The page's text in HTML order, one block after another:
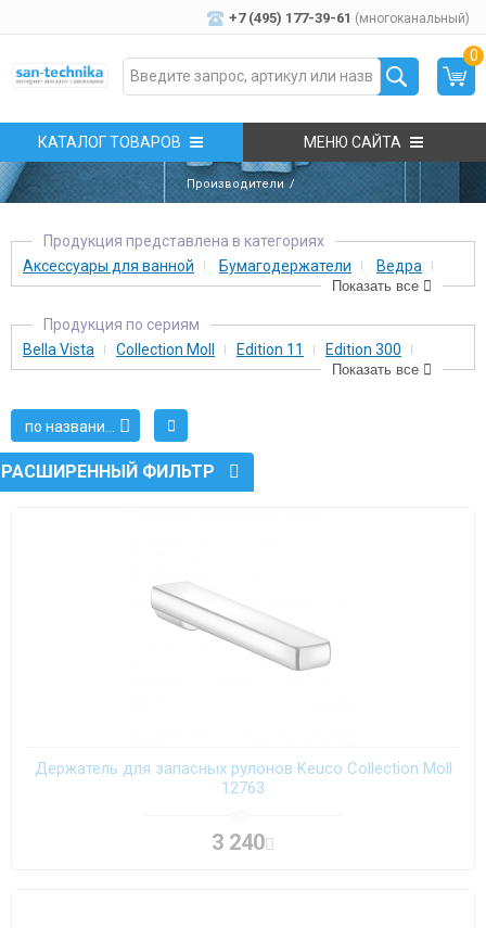
+7 (495) 177-39-61 (многоканальный)
0
КАТАЛОГ ТОВАРОВ МЕНЮ САЙТА
Производители
РАСШИРЕННЫЙ ФИЛЬТР
Продукция представлена в категориях
Аксессуары для ванной
Бумагодержатели
Ведра
Косметические зеркала
Крючки
Мыльницы
Полки
Полотенцедержатели
Поручни для ванной
Решетки
Смесители
Смесители для ванны
Смесители для душа
Показать все
Продукция по сериям
Bella Vista
Collection Moll Edition 11
Edition 300
Elegance New
iLook Move
Industrie 14
Plan blue
Royal 10
Royal Modular
Royal Reflex
Smart
Universal
Показать все
по названию
Держатель для запасных рулонов Keuco Collection Moll
12763
3 240